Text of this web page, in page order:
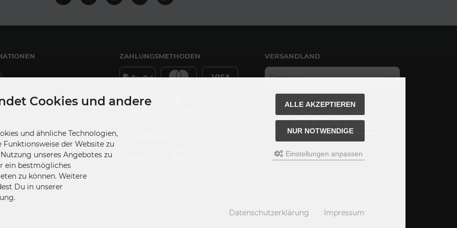
ZAHLUNGSMETHODEN VERSANDLAND
Germany
Cookies und andere
und ähnliche Technologien,
der Website zu
unseres Angebotes zu
ein bestmögliches
zu können. Weitere
Du in unserer
ALLE AKZEPTIEREN
NUR NOTWENDIGE
Einstellungen anpassen
Datenschutzerklärung Impressum